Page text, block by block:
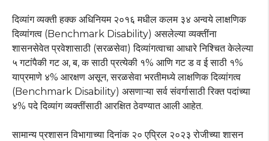
दिव्यांग व्यक्ती हक्क अधिनियम २०१६ मधील कलम ३४ अन्वये लाक्षणिक
दिव्यांगत्व (Benchmark Disability) असलेल्या व्यक्तींना
शासनसेवेत प्रवेशासाठी (सरळसेवा) दिव्यांगत्वाचा आधारे निश्चित केलेल्या
५ गटांपैकी गट अ, ब, क साठी प्रत्येकी १% आणि गट ड व ई साठी १%
याप्रमाणे ४% आरक्षण असून, सरळसेवा भरतीमध्ये लाक्षणिक दिव्यांगत्व
(Benchmark Disability) असणाऱ्या सर्व संवर्गासाठी रिक्त पदांच्या
४% पदे दिव्यांग व्यक्तींसाठी आरक्षित ठेवण्यात आली आहेत.
सामान्य प्रशासन विभागाच्या दिनांक २० एप्रिल २०२३ रोजीच्या शासन